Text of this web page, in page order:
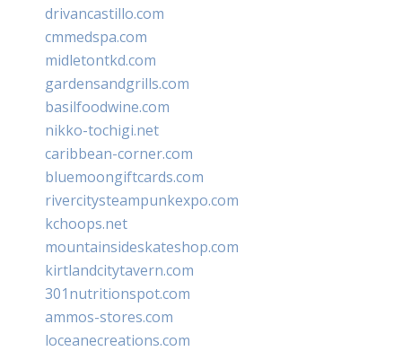
drivancastillo.com
cmmedspa.com
midletontkd.com
gardensandgrills.com
basilfoodwine.com
nikko-tochigi.net
caribbean-corner.com
bluemoongiftcards.com
rivercitysteampunkexpo.com
kchoops.net
mountainsideskateshop.com
kirtlandcitytavern.com
301nutritionspot.com
ammos-stores.com
loceanecreations.com